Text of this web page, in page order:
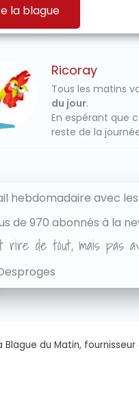
la blague
Ricoray
Tous les matins
du jour.
En espérant que
reste de la
hebdomadaire avec
de 970 abonnés à la
rire de tout, mais pas
Blague du Matin,